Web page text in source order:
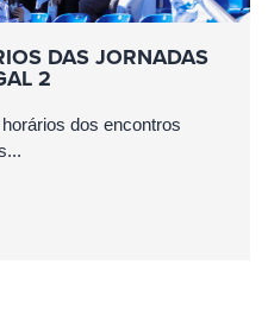
DAS JORNADAS
2
dos encontros